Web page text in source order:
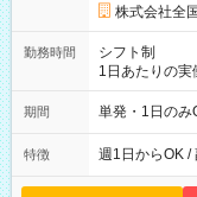
円の場合あり
円（役割手当＋
間】試用期間な
株式会社全
勤務時間
シフト制
1日あたりの
間は 試験に
期間 単発・1日のみ
特徴 週1日からOK /